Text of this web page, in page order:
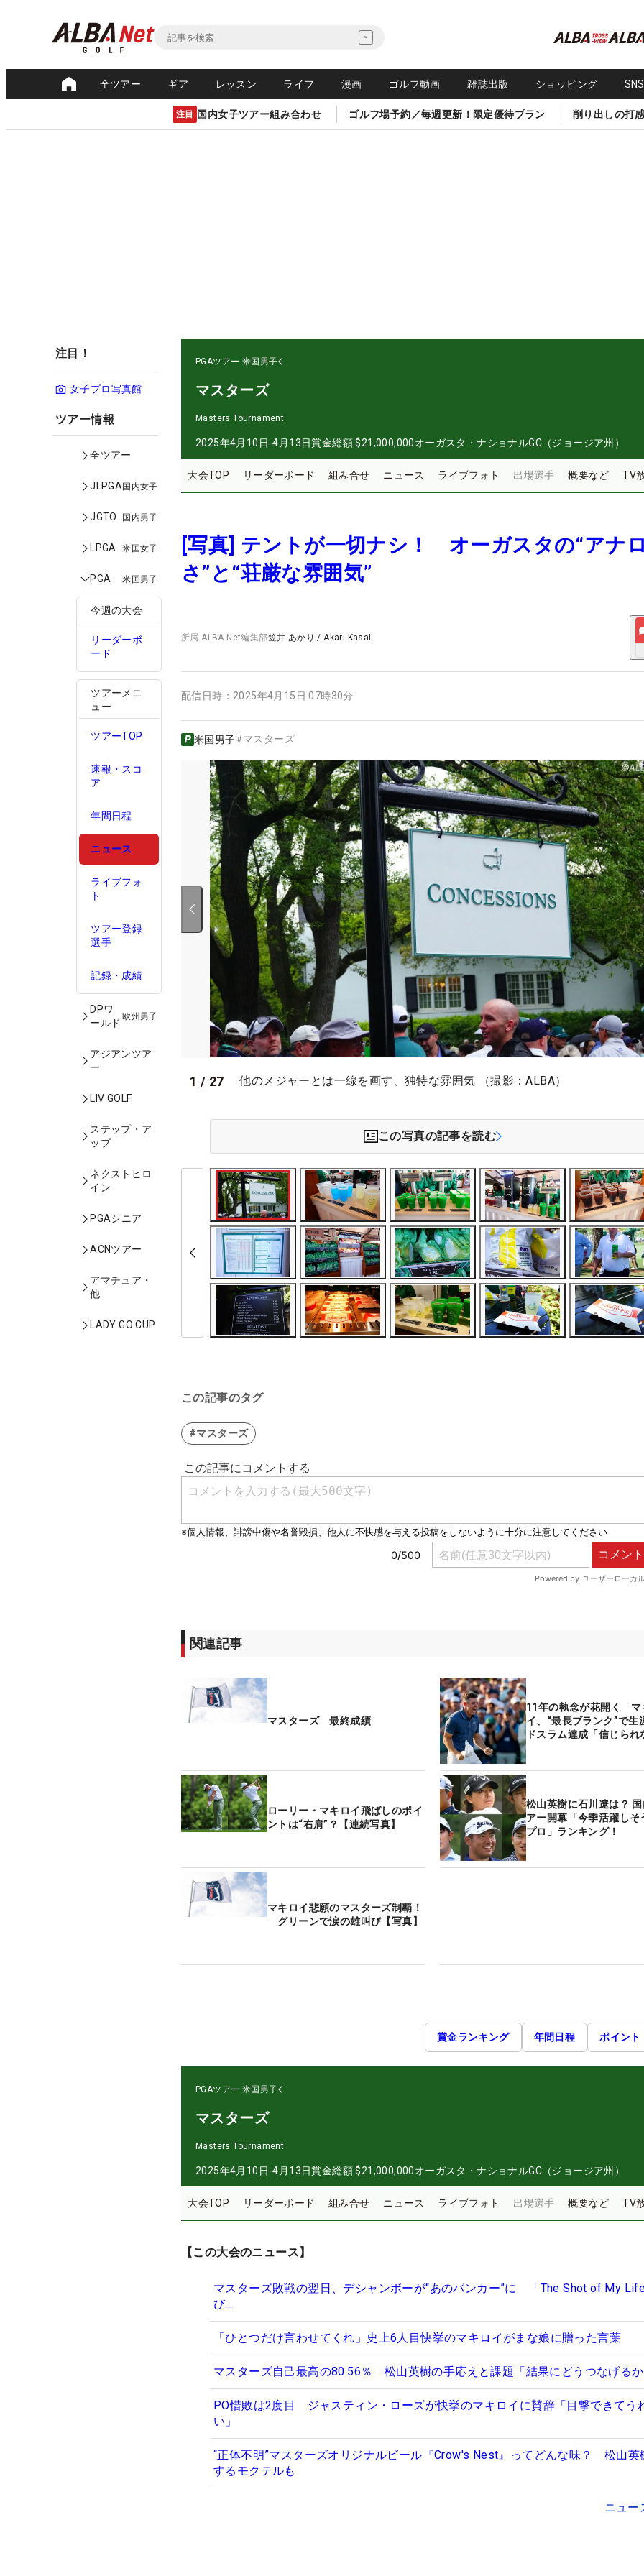
全ツアー ギア レッスン ライフ 漫画 ゴルフ動画 雑誌出版 ショッピング
注目 国内女子ツアー組み合わせ ゴルフ場予約／毎週更新！限定優待プラン 削り出しの打
注目！
女子プロ写真館
ツアー情報
全ツアー
JLPGA国内女子
JGTO 国内男子
LPGA 米国女子
PGA 米国男子
今週の大会
リーダーボ
ード
ツアーメニ
ュー
ツアーTOP
速報・スコ
ア
年間日程
ニュース
ライブフォ
ト
ツアー登録
選手
記録・成績
DPワ
ールド
欧州男子
アジアンツア
ー
LIV GOLF
ステップ・ア
ップ
ネクストヒロ
イン
PGAシニア
ACNツアー
アマチュア・
他
LADY GO CUP
PGAツアー 米国男子
マスターズ
Masters Tournament
2025年4月10日-4月13日賞金総額 $21,000,000オーガスタ・ナショナルGC（ジョージア州）
大会TOP リーダーボード 組み合せ ニュース ライブフォト 出場選手 概要など TV
[写真] テントが一切ナシ！ オーガスタの“アナ
さ”と“荘厳な雰囲気”
所属ALBA Net編集部笠井 あかり /Akari Kasai
配信日時： 2025年4月15日 07時30分
米国男子#マスターズ
1 / 27 他のメジャーとは一線を画す、独特な雰囲気 （撮影：ALBA）
この写真の記事を読む
この記事のタグ
#マスターズ
関連記事
マスターズ 最終成績
11年の執念が花開く マ
イ、“最長ブランク”で生
ドスラム達成「信じられ
ローリー・マキロイ飛ばしのポイ
ントは“右肩”？【連続写真】
松山英樹に石川遼は？
アー開幕「今季活躍しそ
プロ」ランキング！
マキロイ悲願のマスターズ制覇！
グリーンで涙の雄叫び【写真】
賞金ランキング 年間日程 ポイント
PGAツアー 米国男子
マスターズ
Masters Tournament
2025年4月10日-4月13日賞金総額 $21,000,000オーガスタ・ナショナルGC（ジョージア州）
大会TOP リーダーボード 組み合せ ニュース ライブフォト 出場選手 概要など TV
【この大会のニュース】
マスターズ敗戦の翌日、デシャンボーが“あのバンカー”に 「The Shot of My
び…
「ひとつだけ言わせてくれ」史上6人目快挙のマキロイがまな娘に贈った言葉
マスターズ自己最高の80.56％ 松山英樹の手応えと課題「結果にどうつなげる
PO惜敗は2度目 ジャスティン・ローズが快挙のマキロイに賛辞「目撃できてう
い」
“正体不明”マスターズオリジナルビール『Crow's Nest』ってどんな味？ 松山英
するモクテルも
ニュー